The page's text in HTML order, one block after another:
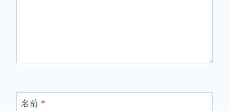
名前 *